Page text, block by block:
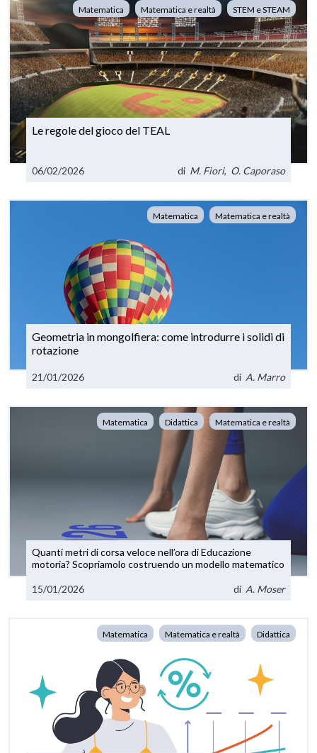
Matematica Matematica e realtà STEM e STEAM
Le regole del gioco del TEAL
06/02/2026 di M. Fiori, O. Caporaso
Matematica Matematica e realtà
Geometria in mongolfiera: come introdurre i solidi di
rotazione
21/01/2026 di A. Marro
Matematica Didattica Matematica e realtà
Quanti metri di corsa veloce nell’ora di Educazione
motoria? Scopriamolo costruendo un modello matematico
15/01/2026 di A. Moser
Matematica Matematica e realtà Didattica